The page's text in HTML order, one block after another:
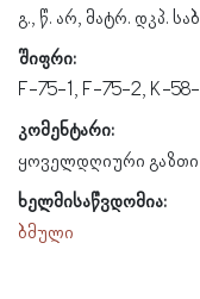
გ., წ. არ, მატრ. დკპ.
შიფრი:
F-75-1, F-75-2, K-
კომენტარი:
ყოველდღიური გაზთი
ხელმისაწვდომია:
ბმული